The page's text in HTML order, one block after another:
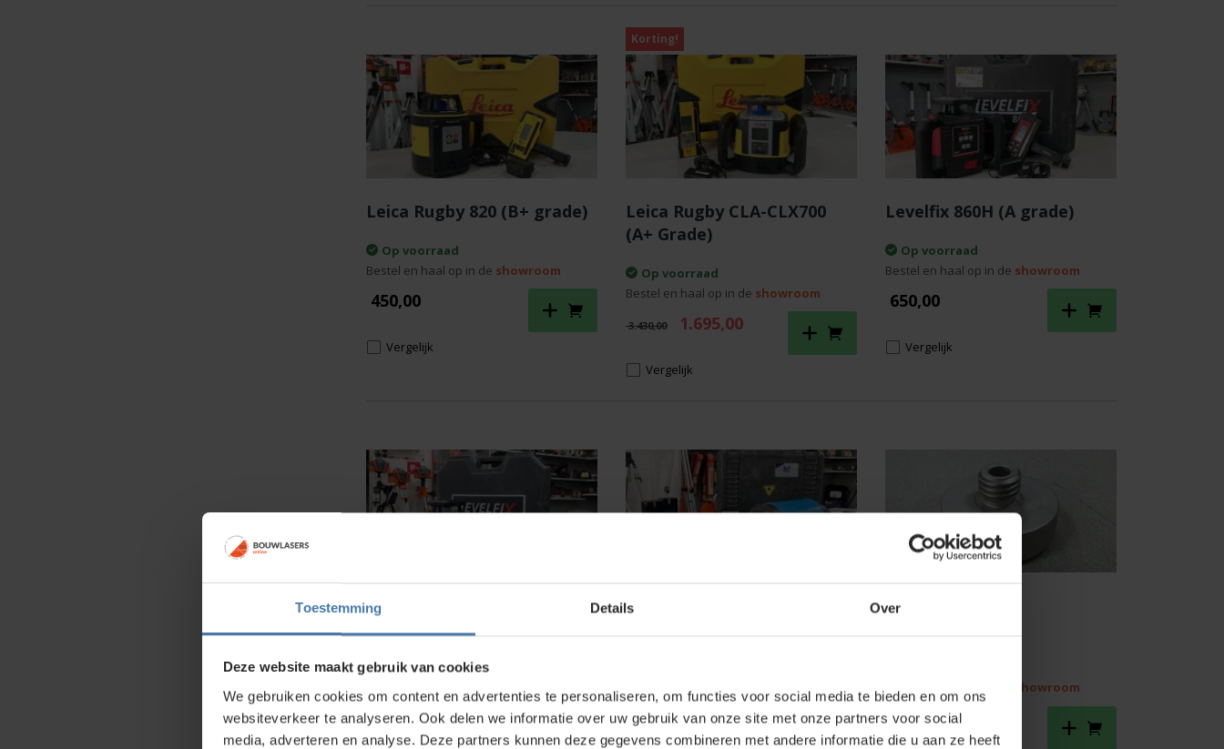
Toestemming Details Over
Deze website maakt gebruik van cookies
We gebruiken cookies om content en advertenties te personaliseren, om functies voor social media te bieden en om ons
websiteverkeer te analyseren. Ook delen we informatie over uw gebruik van onze site met onze partners voor social
media, adverteren en analyse. Deze partners kunnen deze gegevens combineren met andere informatie die u aan ze heeft
Leica Rugby 820 (B+ grade)
Op voorraad
Bestel en haal op in de showroom
450,00
Vergelijk
Korting!
Leica Rugby CLA-CLX700
(A+ Grade)
Op voorraad
Bestel en haal op in de showroom
3.430,00
Oorspronkelijke
€ 3.430,00.
1.695,00Huidige
Vergelijk
Levelfix 860H (A grade)
Op voorraad
Bestel en haal op in de showroom
650,00
Vergelijk
Levelfix 860H (A grade)
Bestel en haal op in de
595,00
Vergelijk
Mikrofyn MLP 120 (B grade)
375,00
Vergelijk
MOUS systeem
Bestel en haal op in de
showroom
7,00